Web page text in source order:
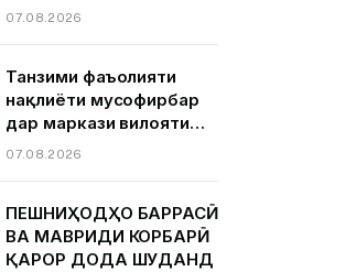
07.08.2026
Танзими фаъолияти
нақлиёти мусофирбар
дар маркази вилояти
Суғд шаҳри Хуҷанд.
07.08.2026
ПЕШНИҲОДҲО БАРРАСӢ
ВА МАВРИДИ КОРБАРӢ
ҚАРОР ДОДА ШУДАНД